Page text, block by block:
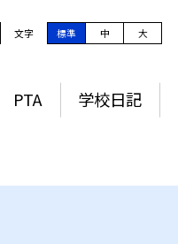
文字 標準 中 大
PTA 学校日記